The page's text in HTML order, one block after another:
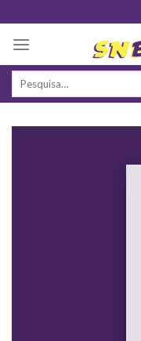
to
content
Pesquisar